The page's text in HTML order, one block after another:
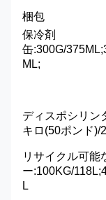
梱包
保冷剤
缶:300G/
ML;
ディスポシリン
キロ(50ポンド)/
リサイクル可能
ー:100KG/
L